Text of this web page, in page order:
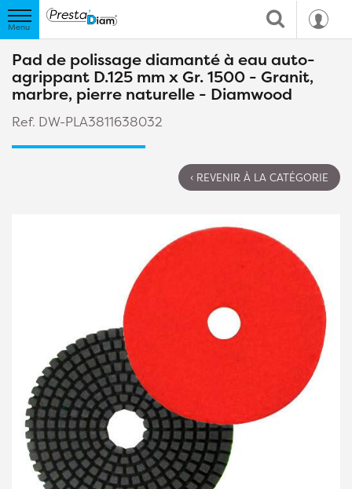
Pad de polissage diamanté à eau auto-
agrippant D.125 mm x Gr. 1500 - Granit,
marbre, pierre naturelle - Diamwood
Ref. DW-PLA3811638032
‹ REVENIR À LA CATÉGORIE